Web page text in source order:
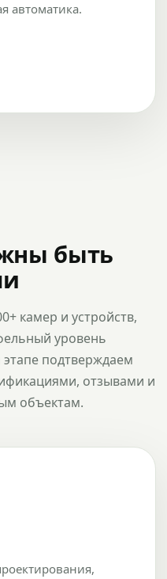
автоматика.
быть
камер и устройств,
уровень
подтверждаем
отзывами и
объектам.